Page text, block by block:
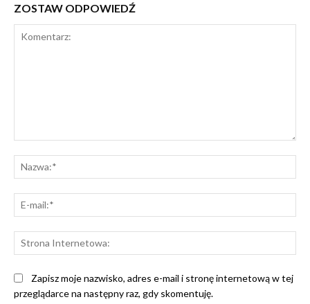
ZOSTAW ODPOWIEDŹ
Zapisz moje nazwisko, adres e-mail i stronę internetową w tej
przeglądarce na następny raz, gdy skomentuję.